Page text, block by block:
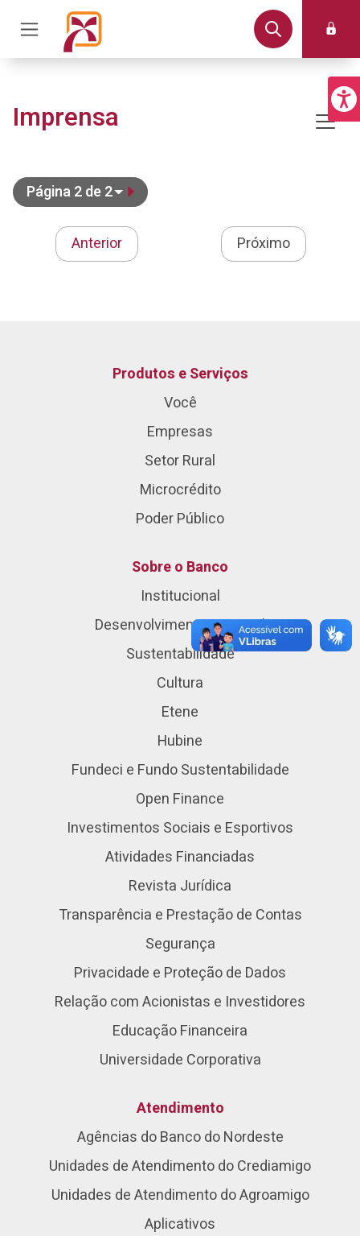
Imprensa
Página 2 de 2
Anterior Próximo
Produtos e Serviços
Você
Empresas
Setor Rural
Microcrédito
Poder Público
Sobre o Banco
Institucional
Desenvolvimento Regional
Sustentabilidade
Cultura
Etene
Hubine
Fundeci e Fundo Sustentabilidade
Open Finance
Investimentos Sociais e Esportivos
Atividades Financiadas
Revista Jurídica
Transparência e Prestação de Contas
Segurança
Privacidade e Proteção de Dados
Relação com Acionistas e Investidores
Educação Financeira
Universidade Corporativa
Atendimento
Agências do Banco do Nordeste
Unidades de Atendimento do Crediamigo
Unidades de Atendimento do Agroamigo
Aplicativos